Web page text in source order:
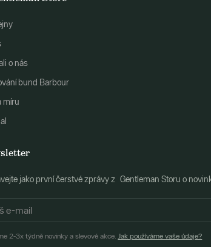
o nás
bund Barbour
míru
jako první čerstvé zprávy z Gentleman Storu o
2-3x týdně novinky a slevové akce. Jak používáme vaše údaje?